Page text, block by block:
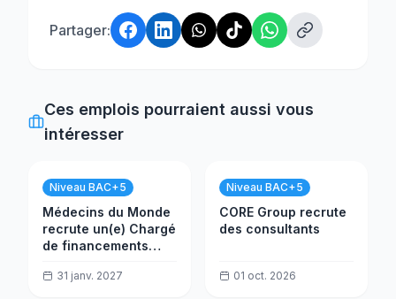
Partager:
Ces emplois pourraient aussi vous
intéresser
Niveau BAC+5
Médecins du Monde
recrute un(e) Chargé
de financements
31 janv. 2027
Niveau BAC+5
CORE Group recrute
des consultants
01 oct. 2026